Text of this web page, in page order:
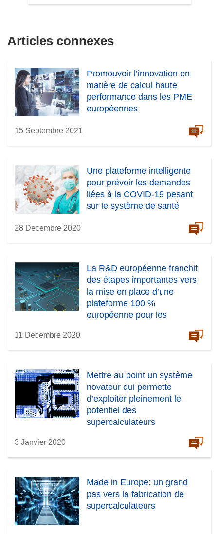
Articles connexes
Promouvoir l’innovation en
matière de calcul haute
performance dans les PME
européennes
15 Septembre 2021
Une plateforme intelligente
pour prévoir les demandes
liées à la COVID-19 pesant
sur le système de santé
28 Decembre 2020
La R&D européenne franchit
des étapes importantes vers
la mise en place d’une
plateforme 100 %
européenne pour les
11 Decembre 2020
Mettre au point un système
novateur qui permette
d’exploiter pleinement le
potentiel des
supercalculateurs
3 Janvier 2020
Made in Europe: un grand
pas vers la fabrication de
supercalculateurs